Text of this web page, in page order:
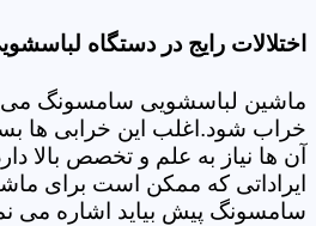
اختلالات رایج در دستگاه
ماشین لباسشویی سامسونگ می
خراب شود.اغلب این خرابی ها
آن ها نیاز به علم و تخصص بالا
ایراداتی که ممکن است برای
سامسونگ پیش بیاید اشاره می